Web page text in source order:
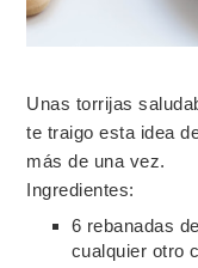
Unas torrijas
te traigo esta idea
más de una vez.
Ingredientes:
6 rebanadas
cualquier otro